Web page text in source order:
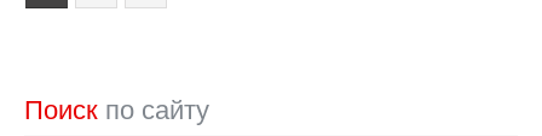
Поиск по сайту